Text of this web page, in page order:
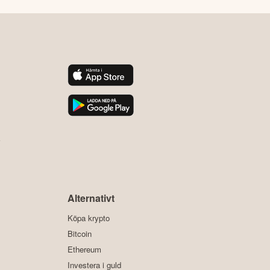
Alternativt
Köpa krypto
Bitcoin
Ethereum
Investera i guld